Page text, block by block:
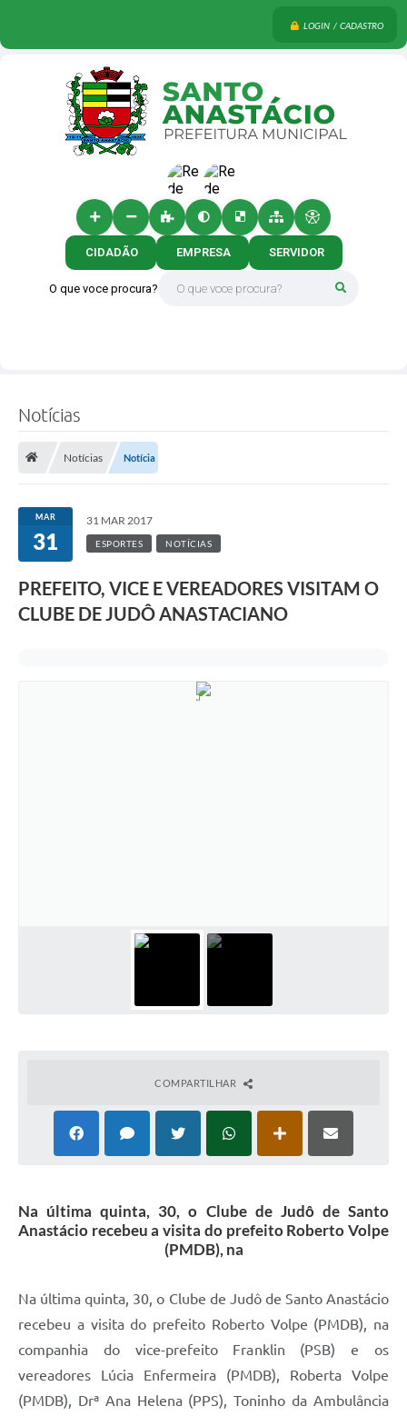
LOGIN / CADASTRO
O que voce procura?
CIDADÃO EMPRESA SERVIDOR
Notícias
Notícias Notícia
MAR
31
31 MAR 2017
ESPORTES NOTÍCIAS
PREFEITO, VICE E VEREADORES VISITAM O
CLUBE DE JUDÔ ANASTACIANO
COMPARTILHAR
Na última quinta, 30, o Clube de Judô de Santo
Anastácio recebeu a visita do prefeito Roberto Volpe
(PMDB), na
Na última quinta, 30, o Clube de Judô de Santo Anastácio
recebeu a visita do prefeito Roberto Volpe (PMDB), na
companhia do vice-prefeito Franklin (PSB) e os
vereadores Lúcia Enfermeira (PMDB), Roberta Volpe
(PMDB), Drª Ana Helena (PPS), Toninho da Ambulância